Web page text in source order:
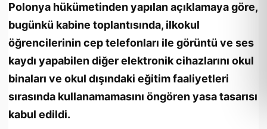
Polonya hükümetinden yapılan açıklamaya göre,
bugünkü kabine toplantısında, ilkokul
öğrencilerinin cep telefonları ile görüntü ve ses
kaydı yapabilen diğer elektronik cihazlarını okul
binaları ve okul dışındaki eğitim faaliyetleri
sırasında kullanamamasını öngören yasa tasarısı
kabul edildi.